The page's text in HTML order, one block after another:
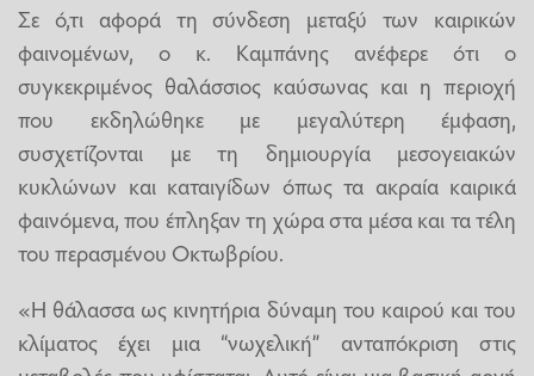
Σε ό,τι αφορά τη σύνδεση μεταξύ των καιρικών
φαινομένων, ο κ. Καμπάνης ανέφερε ότι ο
συγκεκριμένος θαλάσσιος καύσωνας και η περιοχή
που εκδηλώθηκε με μεγαλύτερη έμφαση,
συσχετίζονται με τη δημιουργία μεσογειακών
κυκλώνων και καταιγίδων όπως τα ακραία καιρικά
φαινόμενα, που έπληξαν τη χώρα στα μέσα και τα τέλη
του περασμένου Οκτωβρίου.
«Η θάλασσα ως κινητήρια δύναμη του καιρού και του
κλίματος έχει μια “νωχελική” ανταπόκριση στις